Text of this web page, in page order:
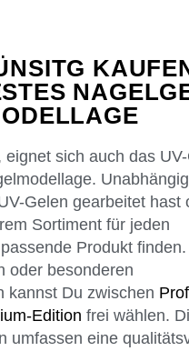
eignet sich auch das
Gelen gearbeitet hast
Sortiment für jeden
Produkt
oder besonderen
kannst Du zwischen
Edition frei wählen.
umfassen eine